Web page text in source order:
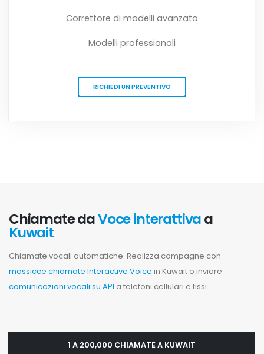
Correttore di modelli avanzato
Modelli professionali
RICHIEDI UN PREVENTIVO
Chiamate daVoce interattivaa
Kuwait
Chiamate vocali automatiche. Realizza campagne con
massicce chiamate Interactive Voice in Kuwait o inviare
comunicazioni vocali su API a telefoni cellulari e fissi.
1 A 200,000 CHIAMATE A KUWAIT